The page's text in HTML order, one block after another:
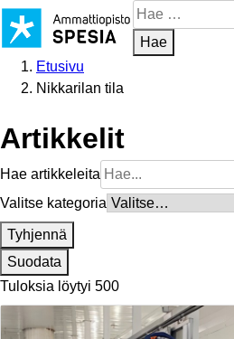
Siirry
sisältöön
Hae
sivustosta
Hae
Etusivu
Nikkarilan tila
Artikkelit
Hae artikkeleita
Valitse kategoria
Tyhjennä
Suodata
Tuloksia löytyi 500